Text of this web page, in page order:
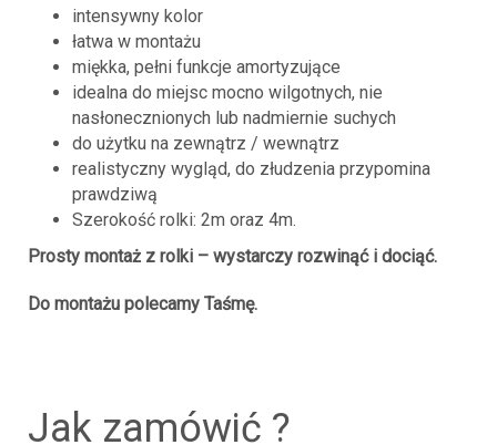
intensywny kolor
łatwa w montażu
miękka, pełni funkcje amortyzujące
idealna do miejsc mocno wilgotnych, nie
nasłonecznionych lub nadmiernie suchych
do użytku na zewnątrz / wewnątrz
realistyczny wygląd, do złudzenia przypomina
prawdziwą
Szerokość rolki: 2m oraz 4m.
Prosty montaż z rolki – wystarczy rozwinąć i dociąć.
Do montażu polecamy Taśmę.
jak zamówić ?